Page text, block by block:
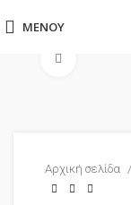
ΜΕΝΟΎ
Αρχική σελίδα